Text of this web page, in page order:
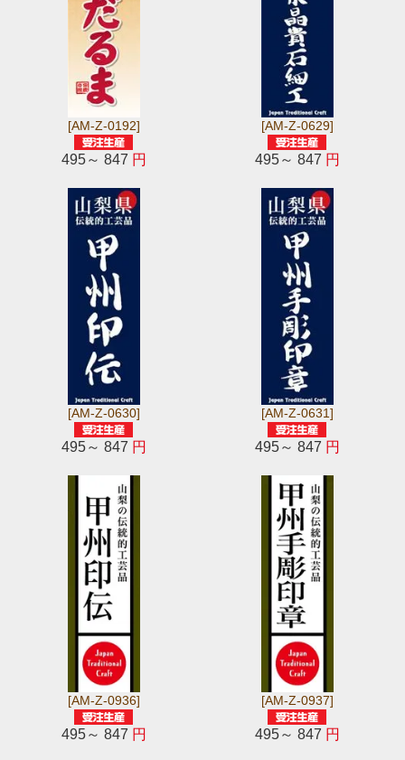
[AM-Z-0192]
495～ 847 円
[AM-Z-0629]
495～ 847 円
[AM-Z-0630]
495～ 847 円
[AM-Z-0631]
495～ 847 円
[AM-Z-0936]
495～ 847 円
[AM-Z-0937]
495～ 847 円